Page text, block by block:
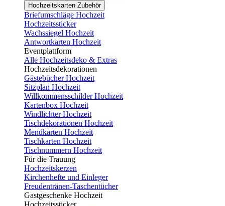
Hochzeitskarten Zubehör
Briefumschläge Hochzeit
Hochzeitssticker
Wachssiegel Hochzeit
Antwortkarten Hochzeit
Eventplattform
Alle Hochzeitsdeko & Extras
Hochzeitsdekorationen
Gästebücher Hochzeit
Sitzplan Hochzeit
Willkommensschilder Hochzeit
Kartenbox Hochzeit
Windlichter Hochzeit
Tischdekorationen Hochzeit
Menükarten Hochzeit
Tischkarten Hochzeit
Tischnummern Hochzeit
Für die Trauung
Hochzeitskerzen
Kirchenhefte und Einleger
Freudentränen-Taschentücher
Gastgeschenke Hochzeit
Hochzeitssticker